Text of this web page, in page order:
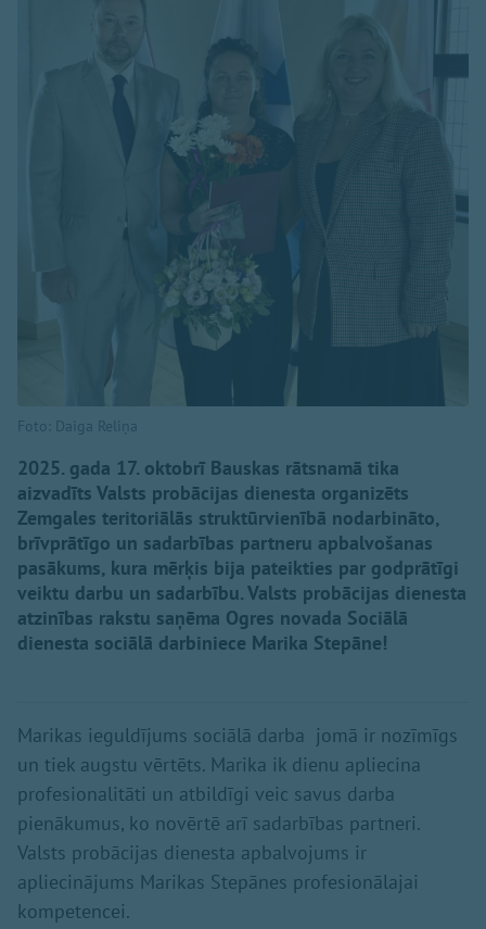
Foto: Daiga Reliņa
2025. gada 17. oktobrī Bauskas rātsnamā tika
aizvadīts Valsts probācijas dienesta organizēts
Zemgales teritoriālās struktūrvienībā nodarbināto,
brīvprātīgo un sadarbības partneru apbalvošanas
pasākums, kura mērķis bija pateikties par godprātīgi
veiktu darbu un sadarbību. Valsts probācijas dienesta
atzinības rakstu saņēma Ogres novada Sociālā
dienesta sociālā darbiniece Marika Stepāne!
Marikas ieguldījums sociālā darba jomā ir nozīmīgs
un tiek augstu vērtēts. Marika ik dienu apliecina
profesionalitāti un atbildīgi veic savus darba
pienākumus, ko novērtē arī sadarbības partneri.
Valsts probācijas dienesta apbalvojums ir
apliecinājums Marikas Stepānes profesionālajai
kompetencei.